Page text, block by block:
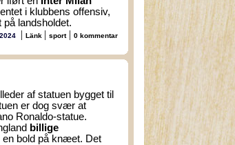
i klubbens offensiv,
på landsholdet.
| Länk | sport| 0 kommentar
af statuen bygget til
er dog svær at
Ronaldo-statue.
billige
bold på knæet. Det